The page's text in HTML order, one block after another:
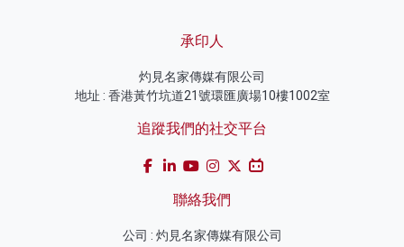
承印人
灼見名家傳媒有限公司
地址 : 香港黃竹坑道21號環匯廣場10樓1002室
追蹤我們的社交平台
聯絡我們
公司 : 灼見名家傳媒有限公司